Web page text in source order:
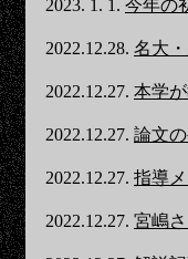
2023. 1. 1. 今年の
2022.12.28. 名大
2022.12.27. 本学
2022.12.27. 論文
2022.12.27. 指導
2022.12.27. 宮嶋